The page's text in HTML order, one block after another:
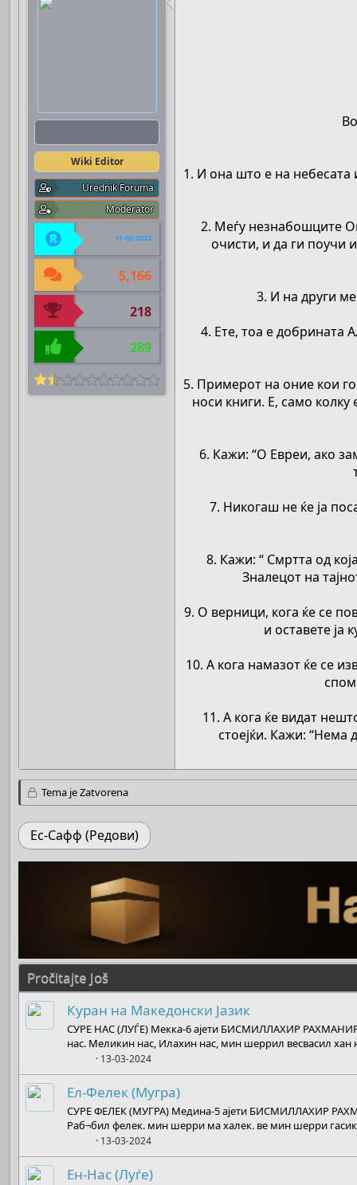
Wiki Editor
Urednik Foruma
Moderator
11-03-2024
5,166
218
289
1. И она што е на небесата
2. Меѓу незнабошците
очисти, и да ги поучи
3. И на други
4. Ете, тоа е добрината
5. Примерот на оние кои
носи книги. Е, само колку
6. Кажи: “О Евреи, ако
7. Никогаш не ќе ја
8. Кажи: “ Смртта од
Зналецот на
9. О верници, кога ќе се
и оставете ја
10. А кога намазот ќе се
11. А кога ќе видат
стоејќи. Кажи: “Нема
Tema je Zatvorena
Ес-Сафф (Редови)
Pročitajte Još
Куран на Македонски Јазик
СУРЕ НАС (ЛУЃЕ) Мекка-6 ајети БИСМИЛЛАХИР
нас. Меликин нас, Илахин нас, мин шеррил весвасил хан
13-03-2024
Ел-Фелек (Мугра)
СУРЕ ФЕЛЕК (МУГРА) Медина-5 ајети БИСМИЛЛАХИР
Раб¬бил фелек. мин шерри ма халек. ве мин шерри
13-03-2024
Ен-Нас (Луѓе)